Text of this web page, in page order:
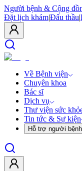
Người bệnh & Cộng
Đặt lịch khám|Đấu thầu|
Về Bệnh viện
Chuyên khoa
Bác sĩ
Dịch vụ
Thư viện sức
Tin tức & Sự kiện
Hỗ trợ người bệnh